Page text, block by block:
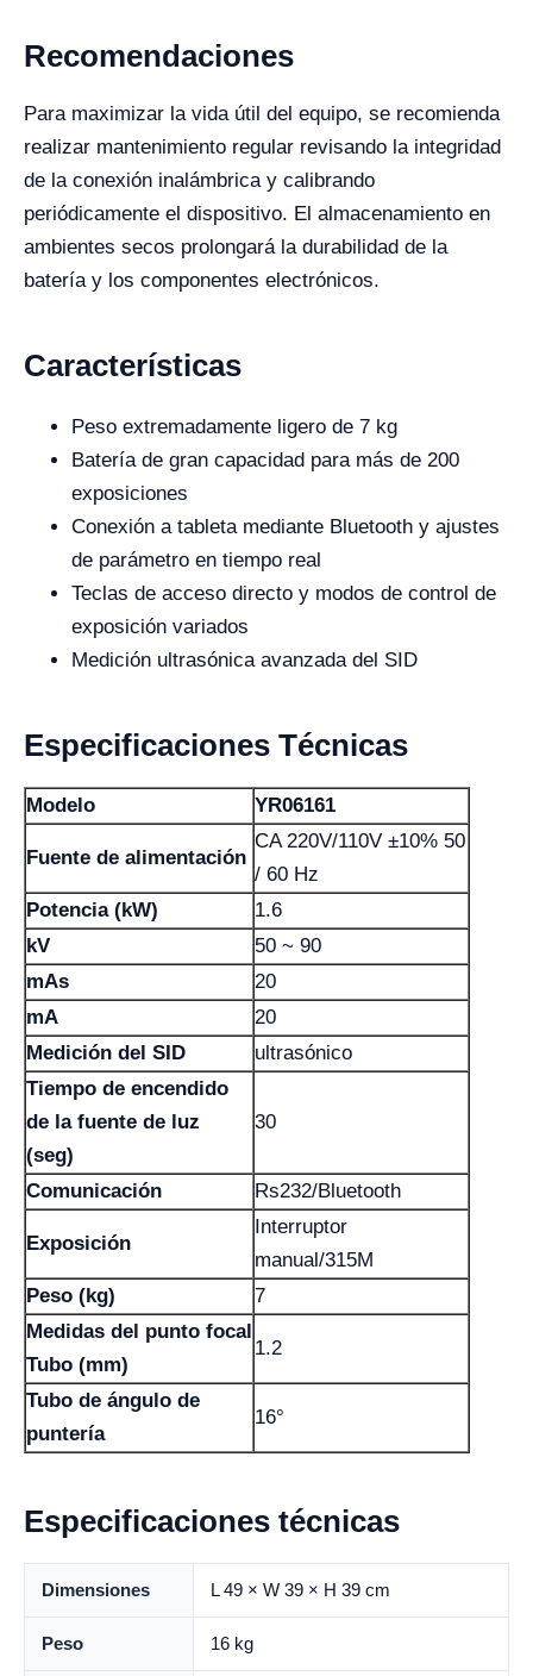
Recomendaciones
Para maximizar la vida útil del equipo, se recomienda
realizar mantenimiento regular revisando la integridad
de la conexión inalámbrica y calibrando
periódicamente el dispositivo. El almacenamiento en
ambientes secos prolongará la durabilidad de la
batería y los componentes electrónicos.
Características
Peso extremadamente ligero de 7 kg
Batería de gran capacidad para más de 200
exposiciones
Conexión a tableta mediante Bluetooth y ajustes
de parámetro en tiempo real
Teclas de acceso directo y modos de control de
exposición variados
Medición ultrasónica avanzada del SID
Especificaciones Técnicas
Modelo YR06161
Fuente de alimentación
CA 220V/110V ±10% 50
/ 60 Hz
Potencia (kW)
1.6
kV
50 ~ 90
mAs
20
mA
20
Medición del SID
ultrasónico
Tiempo de encendido
de la fuente de luz
(seg)
30
Comunicación Rs232/Bluetooth
Exposición
Interruptor
manual/315M
Peso (kg)
7
Medidas del punto focal
Tubo (mm)
1.2
Tubo de ángulo de
puntería
16°
Especificaciones técnicas
Dimensiones L 49 × W 39 × H 39 cm
Peso 16 kg